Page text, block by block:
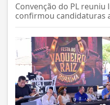
Convenção do PL
confirmou candidaturas